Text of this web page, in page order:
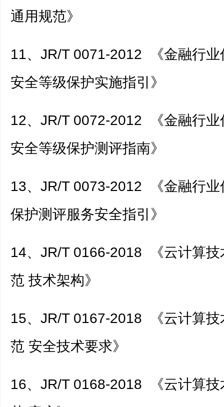
通用规范》
11、JR/T 0071-2012 《金融行业
安全等级保护实施指引》
12、JR/T 0072-2012 《金融行业
安全等级保护测评指南》
13、JR/T 0073-2012 《金融行业
保护测评服务安全指引》
14、JR/T 0166-2018 《云计算技
范 技术架构》
15、JR/T 0167-2018 《云计算技
范 安全技术要求》
16、JR/T 0168-2018 《云计算技